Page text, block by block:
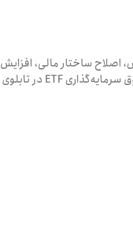
اصلاح ساختار مالی، افزایش
سرمایه و پذیرش در بورس اوراق بهادار و بورس کالا، بازارگردانی نمادهای بورسی و فرابورسی، عهده‌دار مدیریت 5 صندوق سرمایه‌گذاری ETF در تابلوی